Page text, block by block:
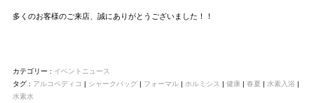
多くのお客様のご来店、誠にありがとうございました！！
カテゴリー : イベントニュース
タグ : アルコペディコ | シャークバッグ| フォーマル| ホルミシス | 健康| 春夏 | 水素入浴|
水素水